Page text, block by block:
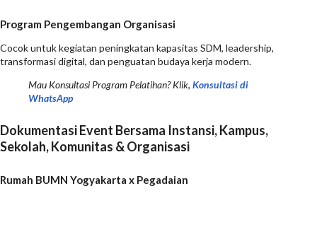
Program Pengembangan Organisasi
Cocok untuk kegiatan peningkatan kapasitas SDM, leadership,
transformasi digital, dan penguatan budaya kerja modern.
Mau Konsultasi Program Pelatihan? Klik, Konsultasi di
WhatsApp
Dokumentasi Event Bersama Instansi, Kampus,
Sekolah, Komunitas & Organisasi
Rumah BUMN Yogyakarta x Pegadaian